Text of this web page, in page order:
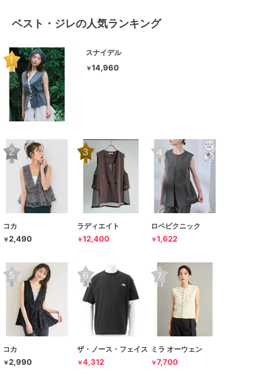
ベスト・ジレの人気ランキング
スナイデル
￥14,960
コカ
￥2,490
ラディエイト
￥12,400
ロペピクニック
￥1,622
コカ
￥2,990
ザ・ノース・フェイス
￥4,312
ミラ オーウェン
￥7,700